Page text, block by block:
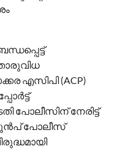
എസിപി (ACP)
പോലീസിന് നേരിട്ട്
മുൻപ് പോലീസ്